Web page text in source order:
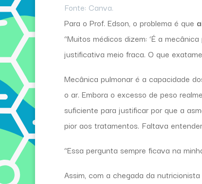
Fonte: Canva.
Para o Prof. Edson, o problema é que
“Muitos médicos dizem: ‘É a
justificativa meio fraca. O que
Mecânica pulmonar é a capacidade
o ar. Embora o excesso de peso
suficiente para justificar por que a
pior aos tratamentos. Faltava
“Essa pergunta sempre ficava na
Assim, com a chegada da nutricionista